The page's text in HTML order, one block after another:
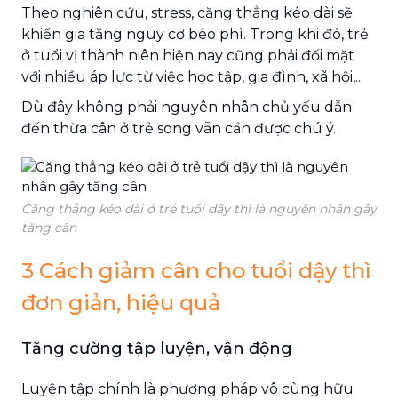
Theo nghiên cứu, stress, căng thẳng kéo dài sẽ
khiến gia tăng nguy cơ béo phì. Trong khi đó, trẻ
ở tuổi vị thành niên hiện nay cũng phải đối mặt
với nhiều áp lực từ việc học tập, gia đình, xã hội,...
Dù đây không phải nguyên nhân chủ yếu dẫn
đến thừa cân ở trẻ song vẫn cần được chú ý.
Căng thẳng kéo dài ở trẻ tuổi dậy thì là nguyên nhân gây
tăng cân
3 Cách giảm cân cho tuổi dậy thì
đơn giản, hiệu quả
Tăng cường tập luyện, vận động
Luyện tập chính là phương pháp vô cùng hữu